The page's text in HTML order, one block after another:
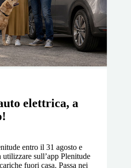
elettrica, a
entro il 31 agosto e
sull’app Plenitude
fuori casa. Passa nei